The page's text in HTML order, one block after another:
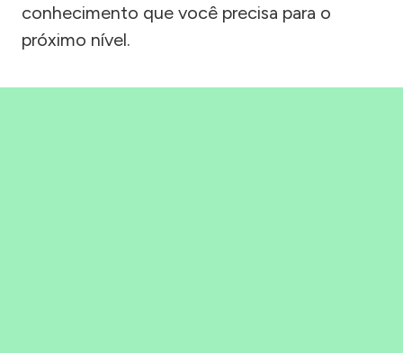
conhecimento que você precisa para o
próximo nível.